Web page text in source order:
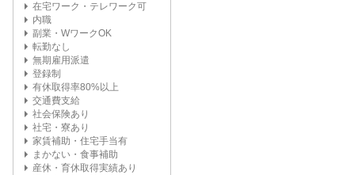
在宅ワーク・テレワーク可
内職
副業・WワークOK
転勤なし
無期雇用派遣
登録制
有休取得率80%以上
交通費支給
社会保険あり
社宅・寮あり
家賃補助・住宅手当有
まかない・食事補助
産休・育休取得実績あり